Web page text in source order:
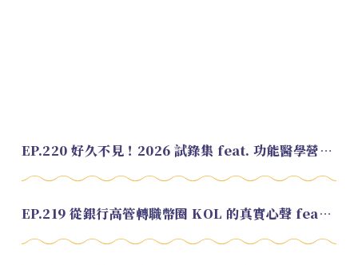
EP.220 好久不見！2026 試錄集 feat. 功能醫學營養師 美寶
EP.219 從銀行高管轉職幣圈 KOL 的真實心聲 feat.龜大